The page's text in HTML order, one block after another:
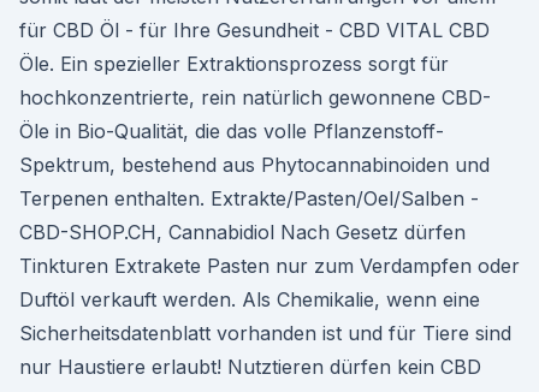
für CBD Öl - für Ihre Gesundheit - CBD VITAL CBD
Öle. Ein spezieller Extraktionsprozess sorgt für
hochkonzentrierte, rein natürlich gewonnene CBD-
Öle in Bio-Qualität, die das volle Pflanzenstoff-
Spektrum, bestehend aus Phytocannabinoiden und
Terpenen enthalten. Extrakte/Pasten/Oel/Salben -
CBD-SHOP.CH, Cannabidiol Nach Gesetz dürfen
Tinkturen Extrakete Pasten nur zum Verdampfen oder
Duftöl verkauft werden. Als Chemikalie, wenn eine
Sicherheitsdatenblatt vorhanden ist und für Tiere sind
nur Haustiere erlaubt! Nutztieren dürfen kein CBD